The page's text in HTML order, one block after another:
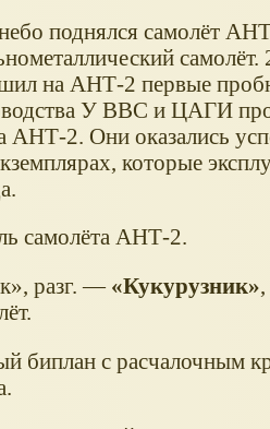
поднялся самолёт
на АНТ-2 первые
У ВВС и ЦАГИ
АНТ-2. Они оказались
которые
самолёта АНТ-2.
, разг. — Кукурузник ,
биплан с расчалочным